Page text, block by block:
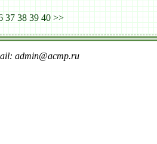
37 38 39 40 >>
admin@acmp.ru